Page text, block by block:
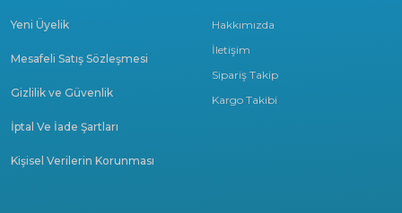
Hakkımızda
İletişim
Sipariş Takip
Kargo Takibi
Yeni Üyelik
Mesafeli Satış Sözleşmesi
Gizlilik ve Güvenlik
İptal Ve İade Şartları
Kişisel Verilerin Korunması